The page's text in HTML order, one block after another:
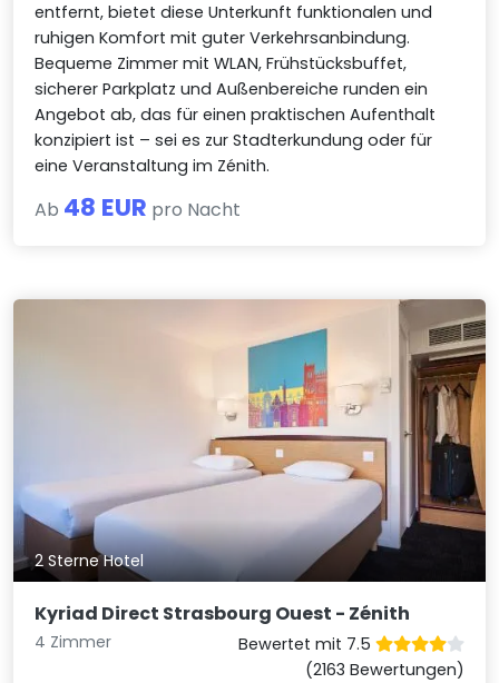
entfernt, bietet diese Unterkunft funktionalen und
ruhigen Komfort mit guter Verkehrsanbindung.
Bequeme Zimmer mit WLAN, Frühstücksbuffet,
sicherer Parkplatz und Außenbereiche runden ein
Angebot ab, das für einen praktischen Aufenthalt
konzipiert ist – sei es zur Stadterkundung oder für
eine Veranstaltung im Zénith.
Ab 48 EUR pro Nacht
2 Sterne Hotel
Kyriad Direct Strasbourg Ouest - Zénith
4 Zimmer
Bewertet mit 7.5
(2163 Bewertungen)